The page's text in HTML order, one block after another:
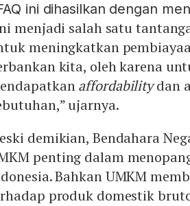
ini dihasilkan dengan
menjadi salah satu
meningkatkan
kita, oleh karena
affordabilitydan
ujarnya.
demikian, Bendahara
penting dalam
Bahkan UMKM
produk domestik